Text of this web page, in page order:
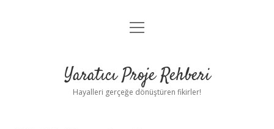
Anasayfa
Yasal Uyarı
menüyü
Yaratıcı Proje Rehberi
Hayalleri gerçeğe dönüştüren fikirler!